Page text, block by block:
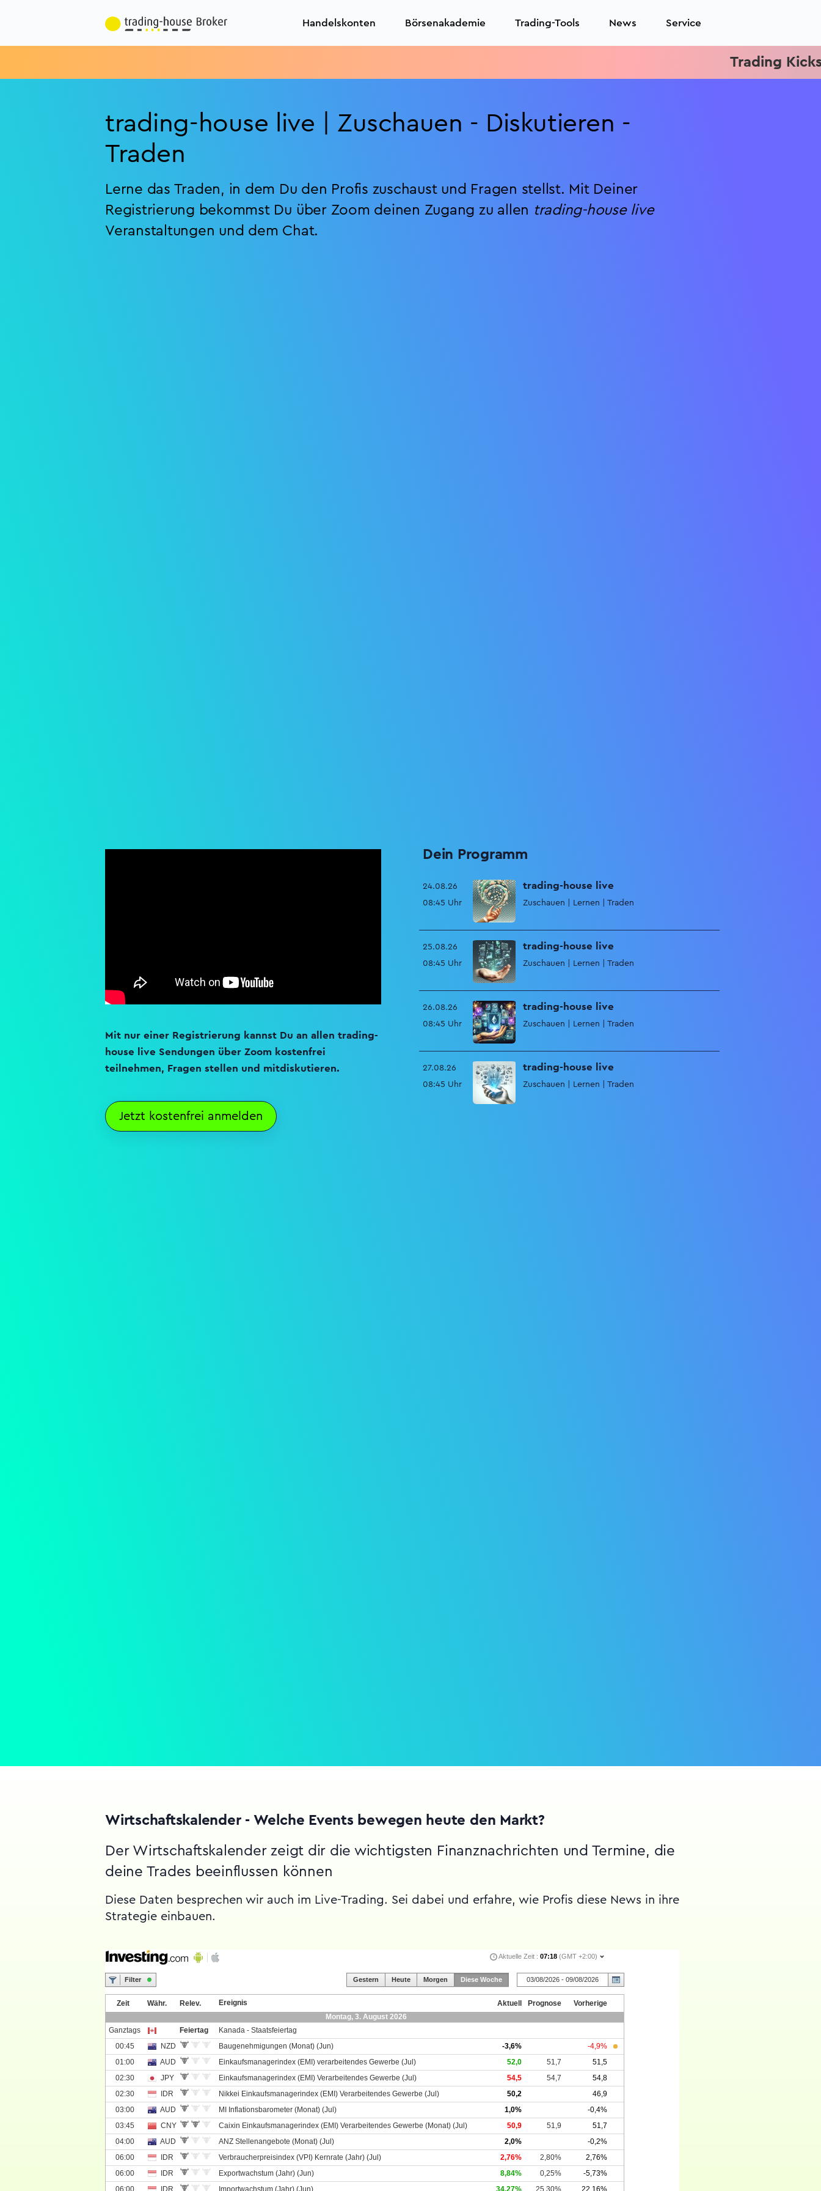
Handelskonten Börsenakademie Trading-Tools News Service
Trading Kickstart: Live
trading-house live | Zuschauen - Diskutieren -
Traden
Lerne das Traden, in dem Du den Profis zuschaust und Fragen stellst. Mit Deiner
Registrierung bekommst Du über Zoom deinen Zugang zu allen trading-house live
Veranstaltungen und dem Chat.
Mit nur einer Registrierung kannst Du an allen trading-
house live Sendungen über Zoom kostenfrei
teilnehmen, Fragen stellen und mitdiskutieren.
Jetzt kostenfrei anmelden
Dein Programm
24.08.26
08:45 Uhr
trading-house live
Zuschauen | Lernen | Traden
25.08.26
08:45 Uhr
trading-house live
Zuschauen | Lernen | Traden
26.08.26
08:45 Uhr
trading-house live
Zuschauen | Lernen | Traden
27.08.26
08:45 Uhr
trading-house live
Zuschauen | Lernen | Traden
Wirtschaftskalender - Welche Events bewegen heute den Markt?
Der Wirtschaftskalender zeigt dir die wichtigsten Finanznachrichten und Termine, die
deine Trades beeinflussen können
Diese Daten besprechen wir auch im Live-Trading. Sei dabei und erfahre, wie Profis diese News in ihre
Strategie einbauen.